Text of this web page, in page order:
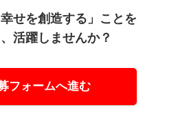
せを創造する」ことを
活躍しませんか？
フォームへ進む